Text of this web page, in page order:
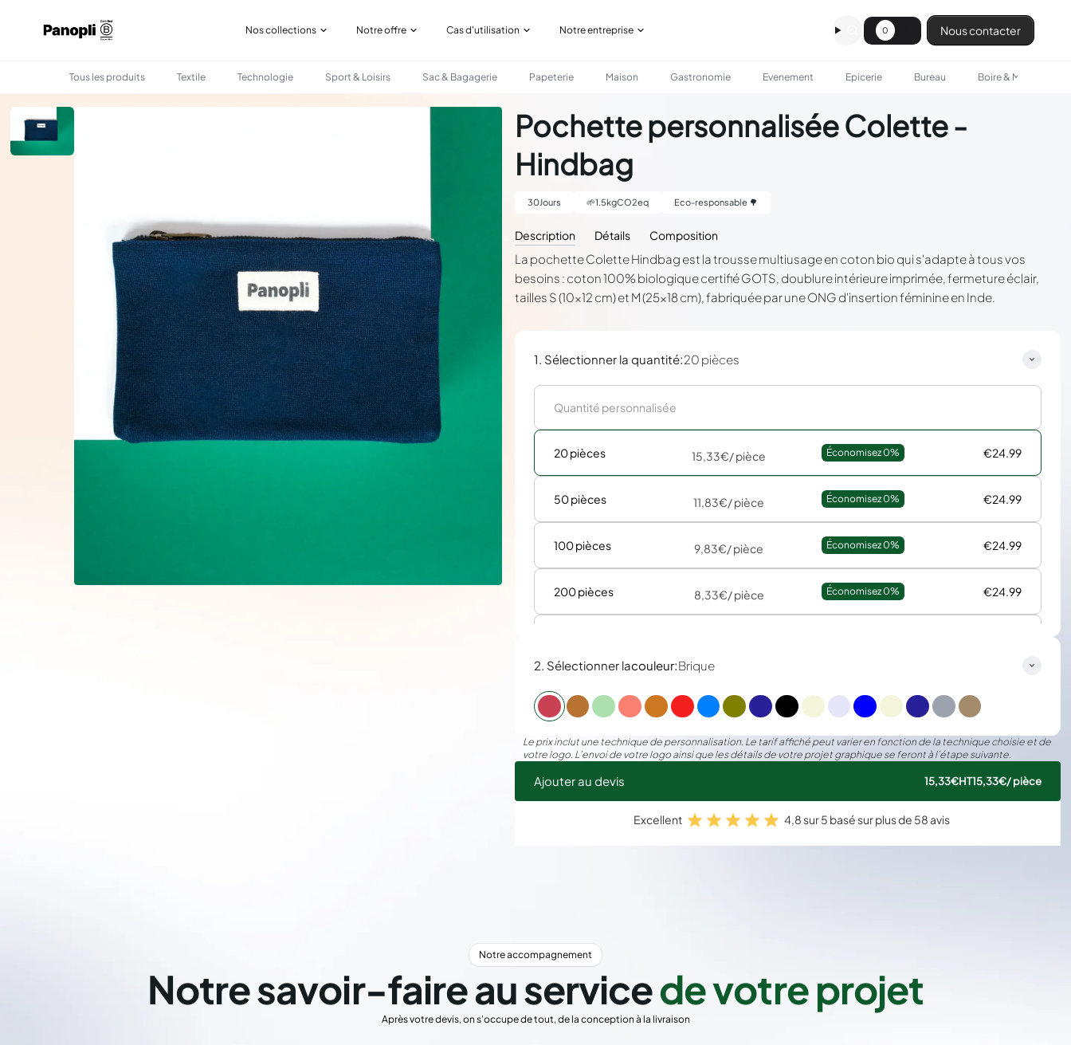
Nos collections Notre offre Cas d'utilisation Notre entreprise 0 Nous contacter
Tous les produits Textile Technologie Sport & Loisirs Sac & Bagagerie Papeterie Maison Gastronomie Evenement Epicerie Bureau Boire & Manger
SAC & BAGAGERIE POCHETTE PERSONNALISÉE COLETTE - HINDBAG
Pochette personnalisée Colette -
Hindbag
30Jours 🌱1.5kgCO2eq Eco-responsable 🌳
Description Détails Composition
La pochette Colette Hindbag est la trousse multiusage en coton bio qui s'adapte à tous vos
besoins : coton 100% biologique certifié GOTS, doublure intérieure imprimée, fermeture éclair,
tailles S (10x12 cm) et M (25x18 cm), fabriquée par une ONG d'insertion féminine en Inde.
1. Sélectionner la quantité:20 pièces
20 pièces 15,33€/ pièce Économisez 0% €24.99
50 pièces 11,83€/ pièce Économisez 0% €24.99
100 pièces 9,83€/ pièce Économisez 0% €24.99
200 pièces 8,33€/ pièce Économisez 0% €24.99
6,83€/ pièce
2. Sélectionner lacouleur:Brique
Le prix inclut une technique de personnalisation. Le tarif affiché peut varier en fonction de la technique choisie et de
votre logo. L’envoi de votre logo ainsi que les détails de votre projet graphique se feront à l’étape suivante.
Ajouter au devis 15,33€HT15,33€/ pièce
Excellent 4,8 sur 5 basé sur plus de 58 avis
Notre accompagnement
Notre savoir-faire au servicede votre projet
Après votre devis, on s'occupe de tout, de la conception à la livraison